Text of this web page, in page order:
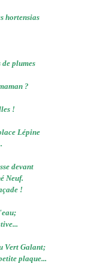
hortensias
plumes
?
!
Lépine
devant
Neuf.
!
Vert Galant;
plaque...